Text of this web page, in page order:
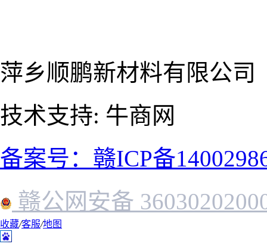
萍乡顺鹏新材料有限公
技术支持: 牛商网
备案号：赣ICP备
赣公网安备
收藏/客服/地图